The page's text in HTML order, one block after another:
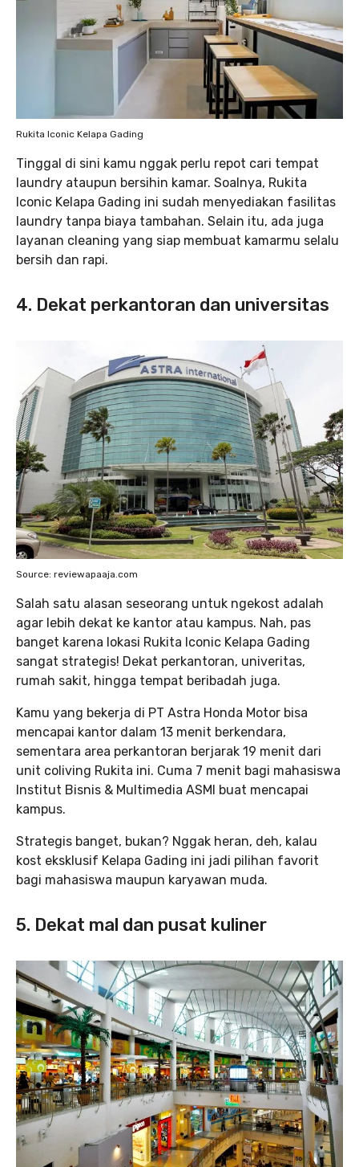
Rukita Iconic Kelapa Gading
Tinggal di sini kamu nggak perlu repot cari tempat
laundry ataupun bersihin kamar. Soalnya, Rukita
Iconic Kelapa Gading ini sudah menyediakan fasilitas
laundry tanpa biaya tambahan. Selain itu, ada juga
layanan cleaning yang siap membuat kamarmu selalu
bersih dan rapi.
4. Dekat perkantoran dan universitas
Source: reviewapaaja.com
Salah satu alasan seseorang untuk ngekost adalah
agar lebih dekat ke kantor atau kampus. Nah, pas
banget karena lokasi Rukita Iconic Kelapa Gading
sangat strategis! Dekat perkantoran, univeritas,
rumah sakit, hingga tempat beribadah juga.
Kamu yang bekerja di PT Astra Honda Motor bisa
mencapai kantor dalam 13 menit berkendara,
sementara area perkantoran berjarak 19 menit dari
unit coliving Rukita ini. Cuma 7 menit bagi mahasiswa
Institut Bisnis & Multimedia ASMI buat mencapai
kampus.
Strategis banget, bukan? Nggak heran, deh, kalau
kost eksklusif Kelapa Gading ini jadi pilihan favorit
bagi mahasiswa maupun karyawan muda.
5. Dekat mal dan pusat kuliner